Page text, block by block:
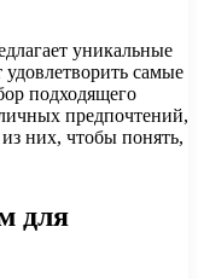
уникальные
самые
подходящего
предпочтений,
из них, чтобы понять,
для